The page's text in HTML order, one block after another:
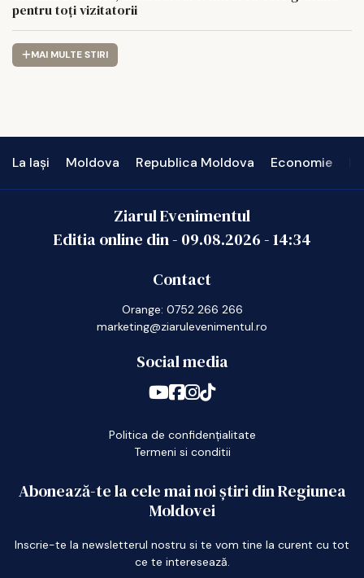
pentru toți vizitatorii
MAI MULTE STIRI
La Iași Moldova Republica Moldova Economie
Ziarul Evenimentul
Editia online din - 09.08.2026-14:34
Contact
Orange: 0752 266 266
marketing@ziarulevenimentul.ro
Social media
Politica de confidențialitate
Termeni si conditii
Abonează-te la cele mai noi știri din Regiunea
Moldovei
Inscrie-te la newsletterul nostru si te vom tine la curent cu tot
ce te interesează.